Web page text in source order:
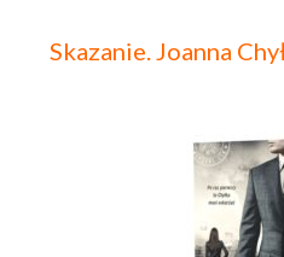
Skazanie. Joanna